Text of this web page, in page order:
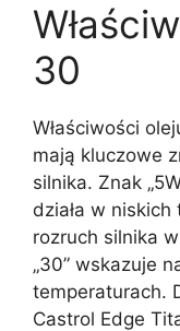
30
Właściwości
mają kluczowe
silnika. Znak
działa w
rozruch silnika
„30” wskazuje
temperaturach.
Castrol Edge